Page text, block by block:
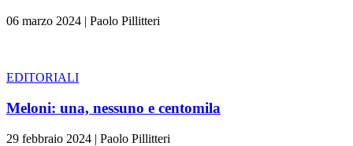
06 marzo 2024 | Paolo Pillitteri
EDITORIALI
Meloni: una, nessuno e centomila
29 febbraio 2024 | Paolo Pillitteri